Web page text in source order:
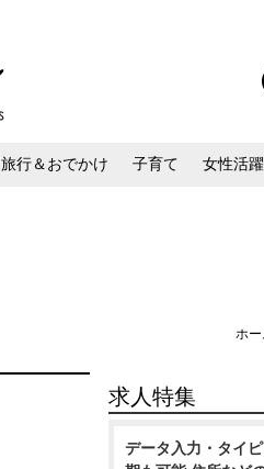
旅行＆おでかけ 子育て 女性活躍
ホー
求人特集
データ入力・タイ